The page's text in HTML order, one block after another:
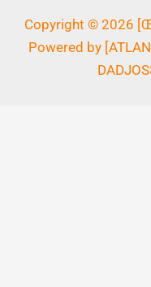
Copyright © 2026
Powered by